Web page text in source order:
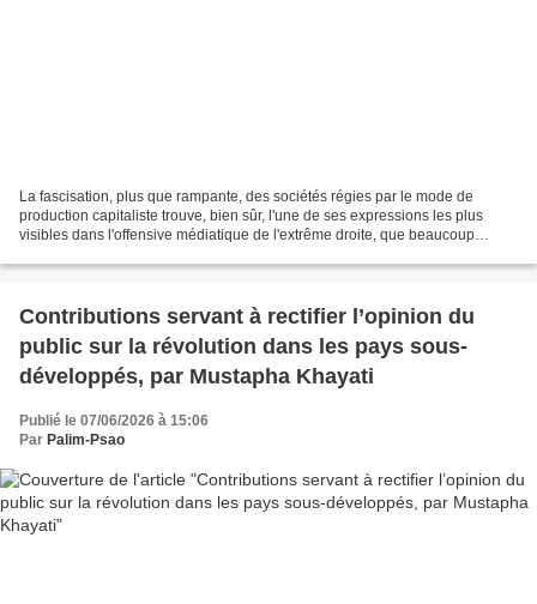
La fascisation, plus que rampante, des sociétés régies par le mode de
production capitaliste trouve, bien sûr, l'une de ses expressions les plus
visibles dans l'offensive médiatique de l'extrême droite, que beaucoup
Contributions servant à rectifier l’opinion du
public sur la révolution dans les pays sous-
développés, par Mustapha Khayati
Publié le 07/06/2026 à 15:06
Par Palim-Psao